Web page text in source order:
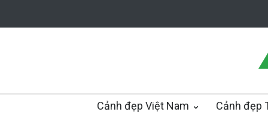
Cảnh đẹp Việt Nam Cảnh đẹp